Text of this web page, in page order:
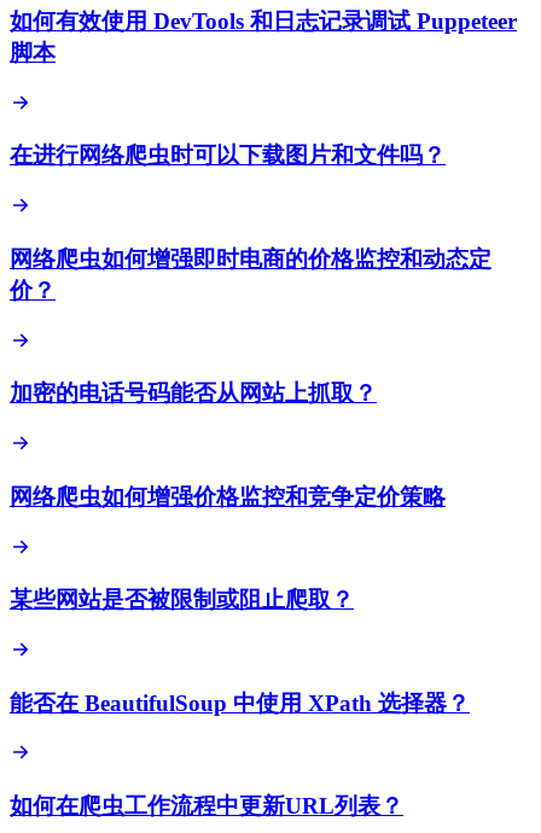
如何有效使用 DevTools 和日志记录调试 Puppeteer
脚本
在进行网络爬虫时可以下载图片和文件吗？
网络爬虫如何增强即时电商的价格监控和动态定
价？
加密的电话号码能否从网站上抓取？
网络爬虫如何增强价格监控和竞争定价策略
某些网站是否被限制或阻止爬取？
能否在 BeautifulSoup 中使用 XPath 选择器？
如何在爬虫工作流程中更新URL列表？